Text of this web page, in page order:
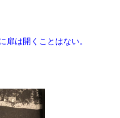
扉は開くことはない。